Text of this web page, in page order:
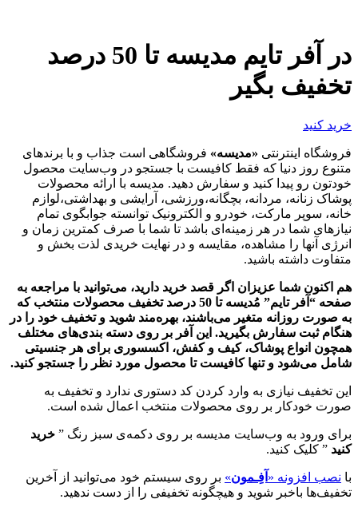
در آفر تایم مدیسه تا 50 درصد
تخفیف بگیر
خرید کنید
فروشگاه اینترنتی «مدیسه» فروشگاهی است جذاب و با برندهای
متنوع روز دنیا که فقط کافیست با جستجو در وب‌سایت محصول
خودتون رو پیدا کنید و سفارش دهید. مدیسه با ارائه محصولات
پوشاک زنانه، مردانه، بچگانه،ورزشی، آرایشی و بهداشتی،لوازم
خانه، سوپر مارکت، خودرو و الکترونیک توانسته جوابگوی تمام
نیازهای شما در هر زمینه‌ای باشد تا شما با صرف کمترین زمان و
انرژی آنها را مشاهده، مقایسه و در نهایت خریدی لذت بخش و
متفاوت داشته باشید.
هم اکنون شما عزیزان اگر قصد خرید دارید، می‌توانید با مراجعه به
صفحه “آفر تایم” مُدیسه تا 50 درصد تخفیف محصولات منتخب که
به صورت روزانه متغیر می‌باشند، بهره‌مند شوید و تخفیف خود را در
هنگام ثبت سفارش بگیرید. این آفر بر روی دسته بندی‌های مختلف
همچون انواع پوشاک، کیف و کفش، اکسسوری برای هر جنسیتی
شامل می‌شود و تنها کافیست تا محصول مورد نظر را جستجو کنید.
این تخفیف نیازی به وارد کردن کد دستوری ندارد و تخفیف به
صورت خودکار بر روی محصولات منتخب اعمال شده است.
برای ورود به وب‌سایت مدیسه بر روی دکمه‌ی سبز رنگ ” خرید
کنید ” کلیک کنید.
با نصب افزونه « آفِـمون» بر روی سیستم خود می‌توانید از آخرین
تخفیف‌ها باخبر شوید و هیچگونه تخفیفی را از دست ندهید.